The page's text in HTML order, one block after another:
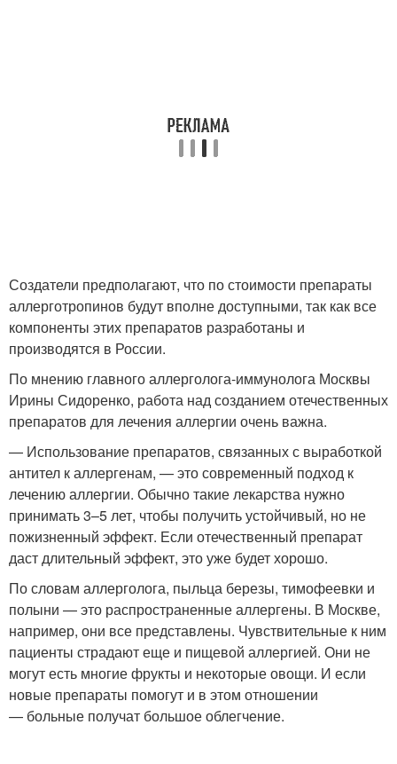
Создатели предполагают, что по стоимости препараты
аллерготропинов будут вполне доступными, так как все
компоненты этих препаратов разработаны и
производятся в России.
По мнению главного аллерголога-иммунолога Москвы
Ирины Сидоренко, работа над созданием отечественных
препаратов для лечения аллергии очень важна.
— Использование препаратов, связанных с выработкой
антител к аллергенам, — это современный подход к
лечению аллергии. Обычно такие лекарства нужно
принимать 3–5 лет, чтобы получить устойчивый, но не
пожизненный эффект. Если отечественный препарат
даст длительный эффект, это уже будет хорошо.
По словам аллерголога, пыльца березы, тимофеевки и
полыни — это распространенные аллергены. В Москве,
например, они все представлены. Чувствительные к ним
пациенты страдают еще и пищевой аллергией. Они не
могут есть многие фрукты и некоторые овощи. И если
новые препараты помогут и в этом отношении
— больные получат большое облегчение.